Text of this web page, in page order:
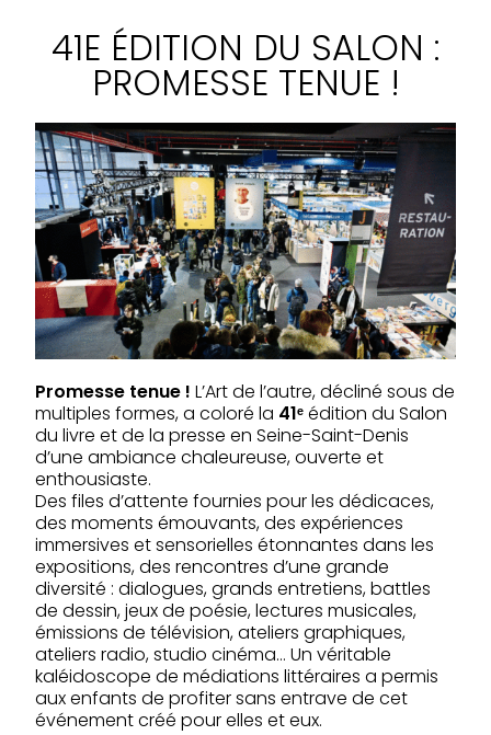
41E ÉDITION DU SALON :
PROMESSE TENUE !
Promesse tenue ! L’Art de l’autre, décliné sous de
multiples formes, a coloré la 41ᵉédition du Salon
du livre et de la presse en Seine-Saint-Denis
d’une ambiance chaleureuse, ouverte et
enthousiaste.
Des files d’attente fournies pour les dédicaces,
des moments émouvants, des expériences
immersives et sensorielles étonnantes dans les
expositions, des rencontres d’une grande
diversité : dialogues, grands entretiens, battles
de dessin, jeux de poésie, lectures musicales,
émissions de télévision, ateliers graphiques,
ateliers radio, studio cinéma… Un véritable
kaléidoscope de médiations littéraires a permis
aux enfants de profiter sans entrave de cet
événement créé pour elles et eux.